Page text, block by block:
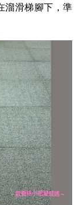
溜滑梯腳下，準